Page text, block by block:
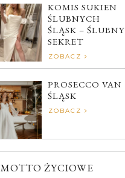
KOMIS SUKIEN
ŚLUBNYCH
ŚLĄSK – ŚLUBNY
SEKRET
ZOBACZ
PROSECCO VAN
ŚLĄSK
ZOBACZ
MOTTO ŻYCIOWE